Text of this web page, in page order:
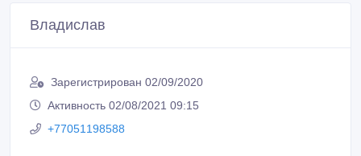
Владислав
Зарегистрирован 02/09/2020
Активность 02/08/2021 09:15
+77051198588